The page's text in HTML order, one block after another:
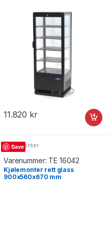
11.820 kr
Save
Kjølemonter
Varenummer: TE 16042
Kjølemonter rett glass
900x560x670 mm